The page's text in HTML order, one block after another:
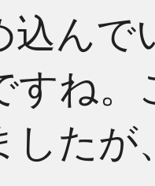
込んで
すね
した